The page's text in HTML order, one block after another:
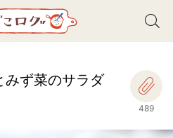
みず菜のサラダ
489